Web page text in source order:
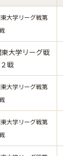
大学リーグ戦第
東大学リーグ戦
戦
大学リーグ戦第
大学リーグ戦第